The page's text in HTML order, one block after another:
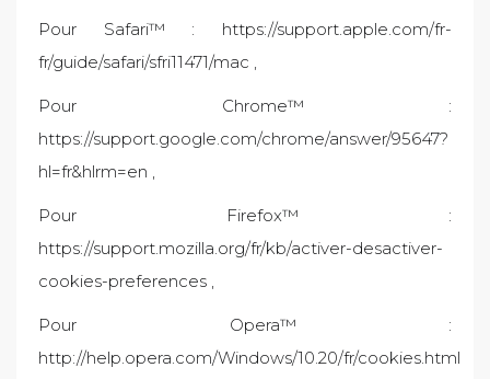
Pour Safari™ : https://support.apple.com/fr-
fr/guide/safari/sfri11471/mac ,
Pour Chrome™ :
https://support.google.com/chrome/answer/95647?
hl=fr&hlrm=en ,
Pour Firefox™ :
https://support.mozilla.org/fr/kb/activer-desactiver-
cookies-preferences ,
Pour Opera™ :
http://help.opera.com/Windows/10.20/fr/cookies.html